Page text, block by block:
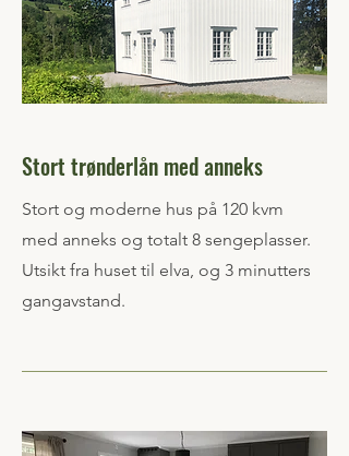
Stort trønderlån med anneks
Stort og moderne hus på 120 kvm
med anneks og totalt 8 sengeplasser.
Utsikt fra huset til elva, og 3 minutters
gangavstand.